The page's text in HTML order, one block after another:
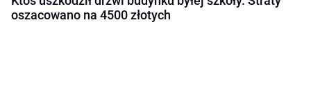
oszacowano na 4500 złotych